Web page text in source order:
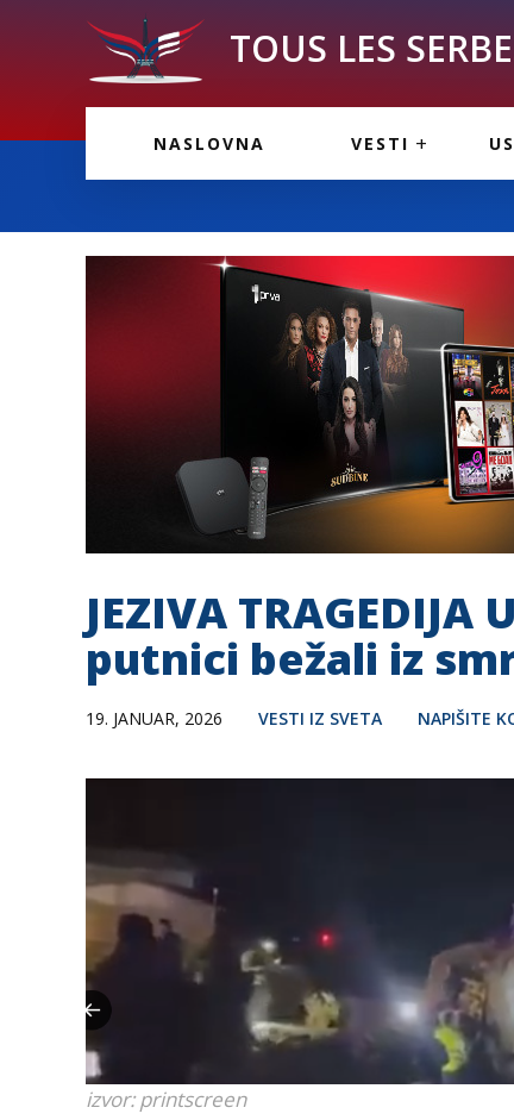
TOUS LES
NASLOVNA VESTI
JEZIVA
putnici bežali iz
19. JANUAR, 2026 VESTI IZ SVETA NAPIŠITE
izvor: printscreen